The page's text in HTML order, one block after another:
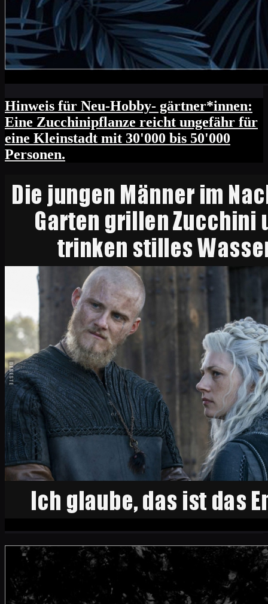
Hinweis für Neu-Hobby- gärtner*innen:
Eine Zucchinipflanze reicht ungefähr für
eine Kleinstadt mit 30'000 bis 50'000
Personen.